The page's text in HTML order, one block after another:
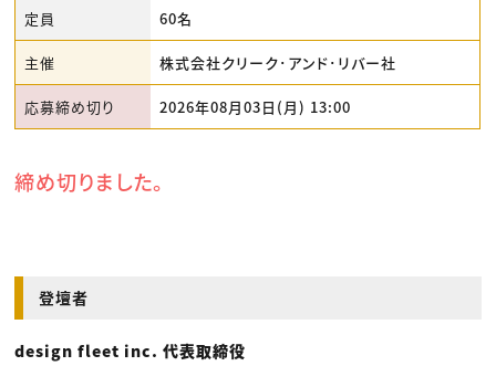
定員 60名
主催 株式会社クリーク･アンド･リバー社
応募締め切り 2026年08月03日(月) 13:00
締め切りました。
登壇者
design fleet inc. 代表取締役